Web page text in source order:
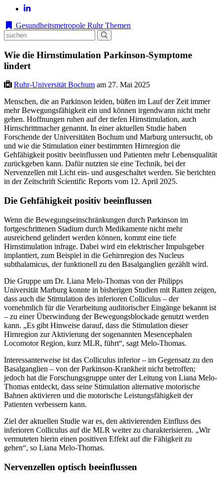
Gesundheitsmetropole Ruhr Themen
Wie die Hirnstimulation Parkinson-Symptome
lindert
Ruhr-Universität Bochum am 27. Mai 2025
Menschen, die an Parkinson leiden, büßen im Lauf der Zeit immer
mehr Bewegungsfähigkeit ein und können irgendwann nicht mehr
gehen. Hoffnungen ruhen auf der tiefen Hirnstimulation, auch
Hirnschrittmacher genannt. In einer aktuellen Studie haben
Forschende der Universitäten Bochum und Marburg untersucht, ob
und wie die Stimulation einer bestimmten Hirnregion die
Gehfähigkeit positiv beeinflussen und Patienten mehr Lebensqualität
zurückgeben kann. Dafür nutzten sie eine Technik, bei der
Nervenzellen mit Licht ein- und ausgeschaltet werden. Sie berichten
in der Zeitschrift Scientific Reports vom 12. April 2025.
Die Gehfähigkeit positiv beeinflussen
Wenn die Bewegungseinschränkungen durch Parkinson im
fortgeschrittenen Stadium durch Medikamente nicht mehr
ausreichend gelindert werden können, kommt eine tiefe
Hirnstimulation infrage. Dabei wird ein elektrischer Impulsgeber
implantiert, zum Beispiel in die Gehirnregion des Nucleus
subthalamicus, der funktionell zu den Basalganglien gezählt wird.
Die Gruppe um Dr. Liana Melo-Thomas von der Philipps
Universität Marburg konnte in bisherigen Studien mit Ratten zeigen,
dass auch die Stimulation des inferioren Colliculus – der
vornehmlich für die Verarbeitung auditorischer Eingänge bekannt ist
– zu einer Überwindung der Bewegungsblockade genutzt werden
kann. „Es gibt Hinweise darauf, dass die Stimulation dieser
Hirnregion zur Aktivierung der sogenannten Mesencephalen
Locomotor Region, kurz MLR, führt“, sagt Melo-Thomas.
Interessanterweise ist das Colliculus inferior – im Gegensatz zu den
Basalganglien – von der Parkinson-Krankheit nicht betroffen;
jedoch hat die Forschungsgruppe unter der Leitung von Liana Melo-
Thomas entdeckt, dass seine Stimulation alternative motorische
Bahnen aktivieren und die motorische Leistungsfähigkeit der
Patienten verbessern kann.
Ziel der aktuellen Studie war es, den aktivierenden Einfluss des
inferioren Colliculus auf die MLR weiter zu charakterisieren. „Wir
vermuteten hierin einen positiven Effekt auf die Fähigkeit zu
gehen“, so Liana Melo-Thomas.
Nervenzellen optisch beeinflussen